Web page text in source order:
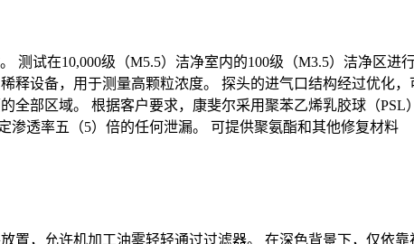
试在10,000级（M5.5）洁净室内的100级（M3.5）洁净区进
设备，用于测量高颗粒浓度。 探头的进气口结构经过优化
部区域。 根据客户要求，康斐尔采用聚苯乙烯乳胶球（PSL
透率五（5）倍的任何泄漏。 可提供聚氨酯和其他修复材料
置，允许机加工油雾轻轻通过过滤器。 在深色背景下，仅依